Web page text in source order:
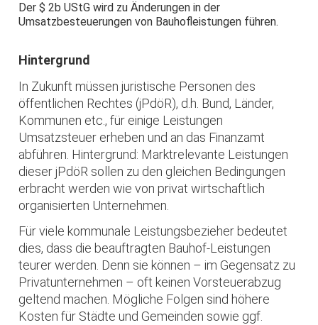
Der $ 2b UStG wird zu Änderungen in der
Umsatzbesteuerungen von Bauhofleistungen führen.
Hintergrund
In Zukunft müssen juristische Personen des
öffentlichen Rechtes (jPdöR), d.h. Bund, Länder,
Kommunen etc., für einige Leistungen
Umsatzsteuer erheben und an das Finanzamt
abführen. Hintergrund: Marktrelevante Leistungen
dieser jPdöR sollen zu den gleichen Bedingungen
erbracht werden wie von privat wirtschaftlich
organisierten Unternehmen.
Für viele kommunale Leistungsbezieher bedeutet
dies, dass die beauftragten Bauhof-Leistungen
teurer werden. Denn sie können – im Gegensatz zu
Privatunternehmen – oft keinen Vorsteuerabzug
geltend machen. Mögliche Folgen sind höhere
Kosten für Städte und Gemeinden sowie ggf.